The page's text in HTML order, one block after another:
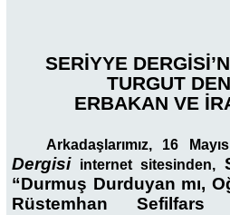
SERİYYE
TURGUT
ERBAKAN VE
Arkadaşlarımız, 16
Dergisi
internet sitesinden,
“Durmuş Durduyan mı,
Rüstemhan Sefilfars